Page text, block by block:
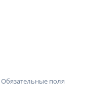
Обязательные поля